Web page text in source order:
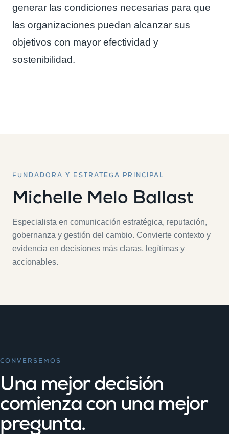
generar las condiciones necesarias para que
las organizaciones puedan alcanzar sus
objetivos con mayor efectividad y
sostenibilidad.
FUNDADORA Y ESTRATEGA PRINCIPAL
Michelle Melo Ballast
Especialista en comunicación estratégica, reputación,
gobernanza y gestión del cambio. Convierte contexto y
evidencia en decisiones más claras, legítimas y
accionables.
CONVERSEMOS
Una mejor decisión
comienza con una mejor
pregunta.